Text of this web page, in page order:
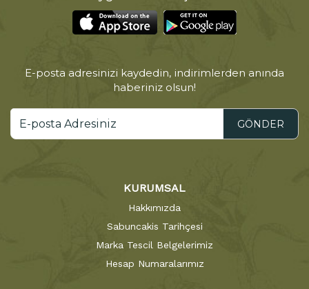
E-posta adresinizi kaydedin, indirimlerden anında
haberiniz olsun!
GÖNDER
KURUMSAL
Hakkımızda
Sabuncakis Tarihçesi
Marka Tescil Belgelerimiz
Hesap Numaralarımız